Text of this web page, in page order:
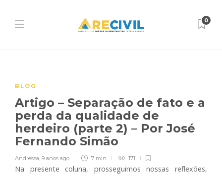
0
BLOG
Artigo – Separação de fato e a
perda da qualidade de
herdeiro (parte 2) – Por José
Fernando Simão
Andressa, 9 anos ago 7 min 171
Na presente coluna, prosseguimos nossas reflexões,